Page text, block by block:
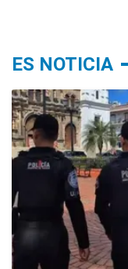
ES NOTICIA